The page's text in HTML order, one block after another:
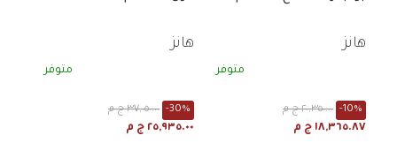
هانز
متوفر
٢٠,٣٥٠.٠٠ ج م -10%
١٨,٣٦٥.٨٧ ج م
هانز
متوفر
٣٧,٠٥٠.٠٠ ج م -30%
٢٥,٩٣٥.٠٠ ج م